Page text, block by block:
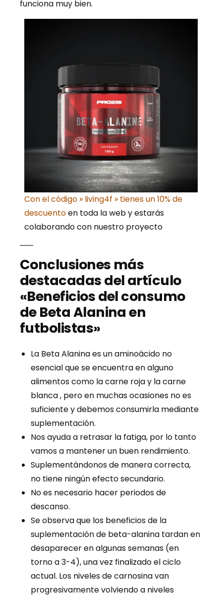
funciona muy bien.
Con el código » living4f » tienes un 10% de
descuentoen toda la web y estarás
colaborando con nuestro proyecto
Conclusiones más
destacadas del artículo
«Beneficios del consumo
de Beta Alanina en
futbolistas»
La Beta Alanina es un aminoácido no
esencial que se encuentra en alguno
alimentos como la carne roja y la carne
blanca , pero en muchas ocasiones no es
suficiente y debemos consumirla mediante
suplementación.
Nos ayuda a retrasar la fatiga, por lo tanto
vamos a mantener un buen rendimiento.
Suplementándonos de manera correcta,
no tiene ningún efecto secundario.
No es necesario hacer periodos de
descanso.
Se observa que los beneficios de la
suplementación de beta-alanina tardan en
desaparecer en algunas semanas (en
torno a 3-4), una vez finalizado el ciclo
actual. Los niveles de carnosina van
progresivamente volviendo a niveles